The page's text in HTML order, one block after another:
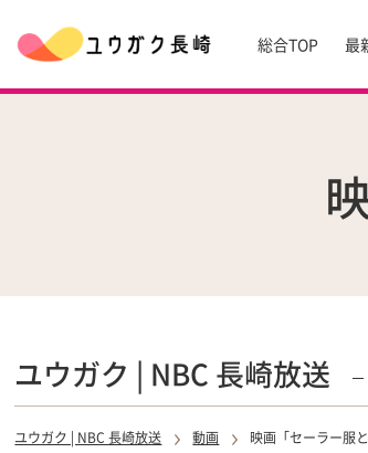
総合TOP 最
ユウガク | NBC 長崎放送
ユウガク | NBC 長崎放送 動画 映画「セーラー服